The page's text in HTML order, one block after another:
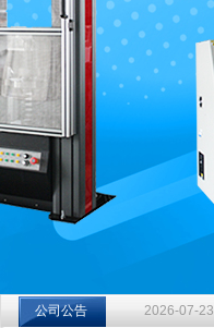
济南中创工业测试系统有限公司
公司公告 2026-07-23